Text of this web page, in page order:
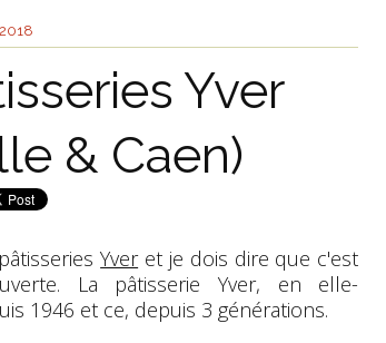
Yver
& Caen)
Yveret je dois dire que c'est
La pâtisserie Yver, en elle-
1946 et ce, depuis 3 générations.